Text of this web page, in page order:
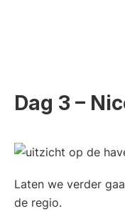
Dag 3 –
Laten we verder
de regio.